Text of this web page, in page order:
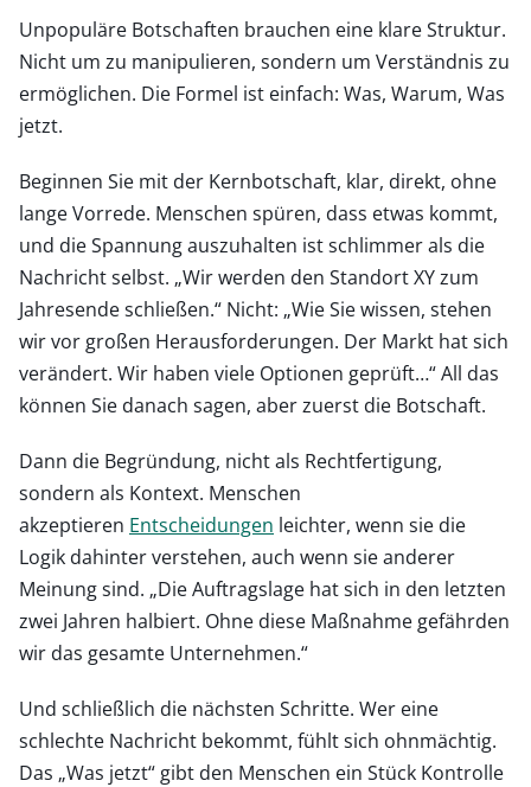
Unpopuläre Botschaften brauchen eine klare Struktur.
Nicht um zu manipulieren, sondern um Verständnis zu
ermöglichen. Die Formel ist einfach: Was, Warum, Was
jetzt.
Beginnen Sie mit der Kernbotschaft, klar, direkt, ohne
lange Vorrede. Menschen spüren, dass etwas kommt,
und die Spannung auszuhalten ist schlimmer als die
Nachricht selbst. „Wir werden den Standort XY zum
Jahresende schließen.“ Nicht: „Wie Sie wissen, stehen
wir vor großen Herausforderungen. Der Markt hat sich
verändert. Wir haben viele Optionen geprüft…“ All das
können Sie danach sagen, aber zuerst die Botschaft.
Dann die Begründung, nicht als Rechtfertigung,
sondern als Kontext. Menschen
akzeptieren Entscheidungen leichter, wenn sie die
Logik dahinter verstehen, auch wenn sie anderer
Meinung sind. „Die Auftragslage hat sich in den letzten
zwei Jahren halbiert. Ohne diese Maßnahme gefährden
wir das gesamte Unternehmen.“
Und schließlich die nächsten Schritte. Wer eine
schlechte Nachricht bekommt, fühlt sich ohnmächtig.
Das „Was jetzt“ gibt den Menschen ein Stück Kontrolle